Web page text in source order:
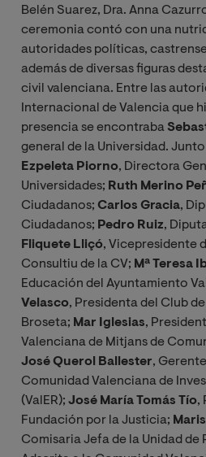
Belén Suarez, Dra. Anna
ceremonia contó con una
autoridades políticas,
además de diversas figuras
civil valenciana. Entre las
Internacional de Valencia que
presencia se encontraba
general de la Universidad.
Ezpeleta Piorno, Directora
Universidades; Ruth Merino
Ciudadanos; Carlos Gracia,
Ciudadanos; Pedro Ruiz,
Fliquete Lliçó, Vicepresidente
Consultiu de la CV; Mª Teresa
Educación del Ayuntamiento
Velasco, Presidenta del Club
Broseta; Mar Iglesias,
Valenciana de Mitjans de
José Querol Ballester,
Comunidad Valenciana de
(ValER); José María Tomás Tío,
Fundación por la Justicia;
Comisaria Jefa de la Unidad de